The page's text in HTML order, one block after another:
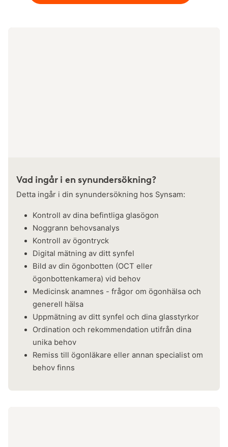
Vad ingår i en synundersökning?
Detta ingår i din synundersökning hos Synsam:
Kontroll av dina befintliga glasögon
Noggrann behovsanalys
Kontroll av ögontryck
Digital mätning av ditt synfel
Bild av din ögonbotten (OCT eller
ögonbottenkamera) vid behov
Medicinsk anamnes - frågor om ögonhälsa och
generell hälsa
Uppmätning av ditt synfel och dina glasstyrkor
Ordination och rekommendation utifrån dina
unika behov
​Remiss till ögonläkare eller annan specialist om
behov finns